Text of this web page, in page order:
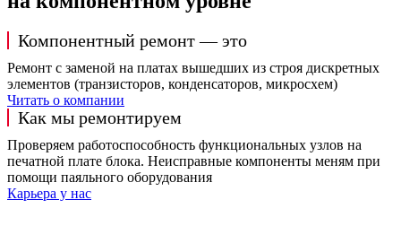
Компонентный ремонт — это
Ремонт с заменой на платах вышедших из строя дискретных
элементов (транзисторов, конденсаторов, микросхем)
Читать о компании
Как мы ремонтируем
Проверяем работоспособность функциональных узлов на
печатной плате блока. Неисправные компоненты меням при
помощи паяльного оборудования
Карьера у нас